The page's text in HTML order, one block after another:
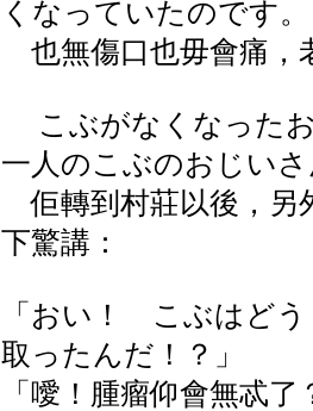
くなっていたのです。
也無傷口也毋會痛，
こぶがなくなった
一人のこぶのおじい
佢轉到村莊以後，另
下驚講：
「おい！ こぶはど
取ったんだ！？」
「噯！腫瘤仰會無忒